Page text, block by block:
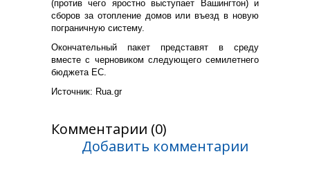
(против чего яростно выступает Вашингтон) и
сборов за отопление домов или въезд в новую
пограничную систему.
Окончательный пакет представят в среду
вместе с черновиком следующего семилетнего
бюджета ЕС.
Источник: Rua.gr
Комментарии (0)
Добавить комментарии